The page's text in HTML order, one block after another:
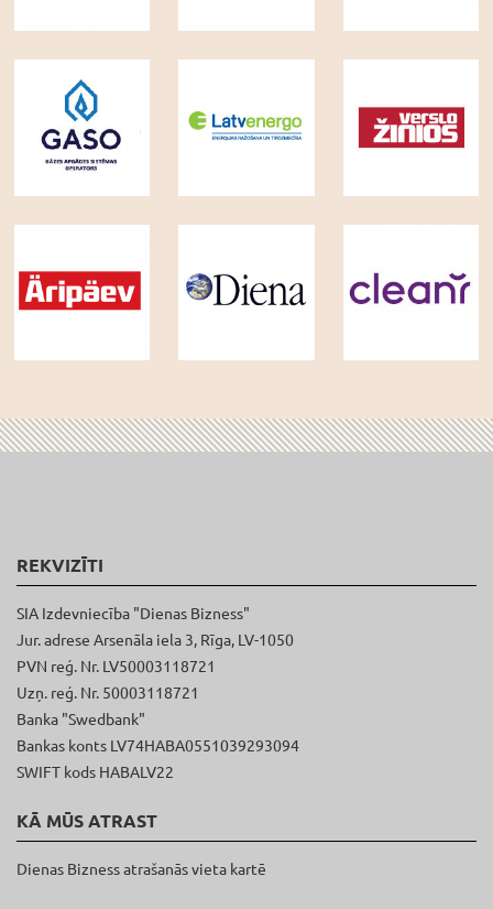
REKVIZĪTI
SIA Izdevniecība "Dienas Bizness"
Jur. adrese Arsenāla iela 3, Rīga, LV-1050
PVN reģ. Nr. LV50003118721
Uzņ. reģ. Nr. 50003118721
Banka "Swedbank"
Bankas konts LV74HABA0551039293094
SWIFT kods HABALV22
KĀ MŪS ATRAST
Dienas Bizness atrašanās vieta kartē